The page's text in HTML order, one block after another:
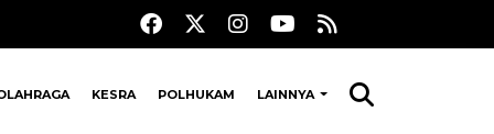
KESRA POLHUKAM LAINNYA